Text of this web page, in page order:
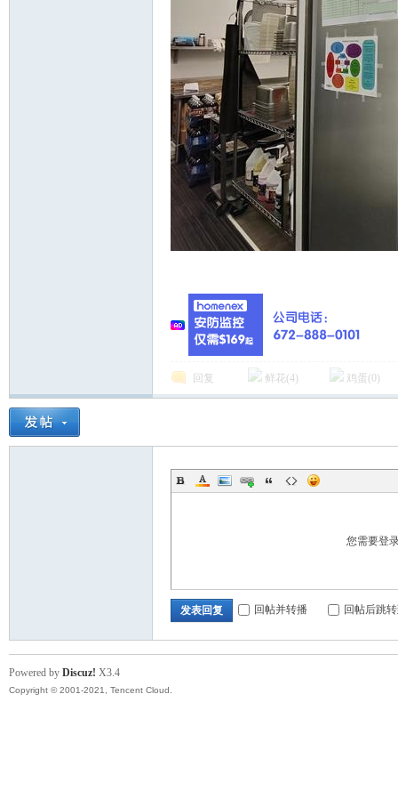
回复 鲜花(4) 鸡蛋( 0 )
您需要登
发表回复 回帖并转播 回帖后跳
Powered by Discuz! X3.4
Copyright © 2001-2021, Tencent Cloud.